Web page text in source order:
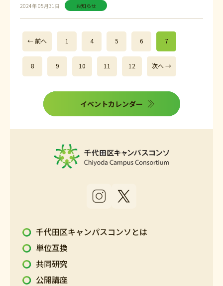
2024年 05月31日 お知らせ
← 前へ 1 4 5 6 7
8 9 10 11 12 次へ →
イベントカレンダー
千代田区キャンパスコンソとは
単位互換
共同研究
公開講座